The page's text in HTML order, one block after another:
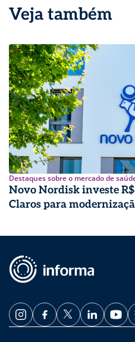
Veja também
Destaques sobre o mercado de
Novo Nordisk investe
Claros para